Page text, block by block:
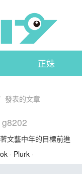
正妹
發表的文章
g8202
文藝中年的目標前進
· Plurk ·